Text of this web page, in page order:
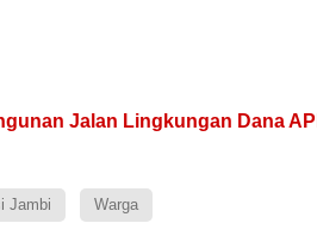
Jalan Lingkungan Dana
Jambi Warga